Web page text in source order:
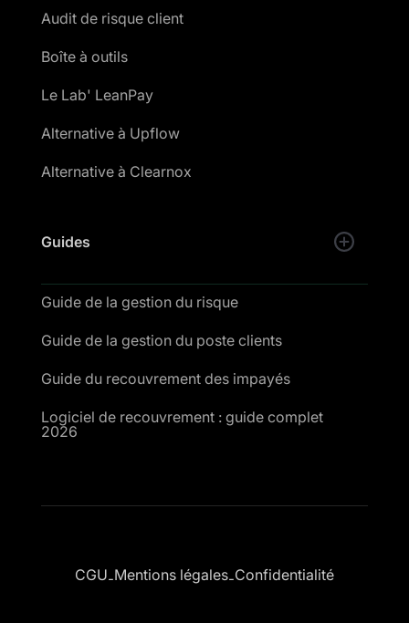
Audit de risque client
Boîte à outils
Le Lab' LeanPay
Alternative à Upflow
Alternative à Clearnox
Guides
Guide de la gestion du risque
Guide de la gestion du poste clients
Guide du recouvrement des impayés
Logiciel de recouvrement : guide complet
2026
CGU-Mentions légales-Confidentialité